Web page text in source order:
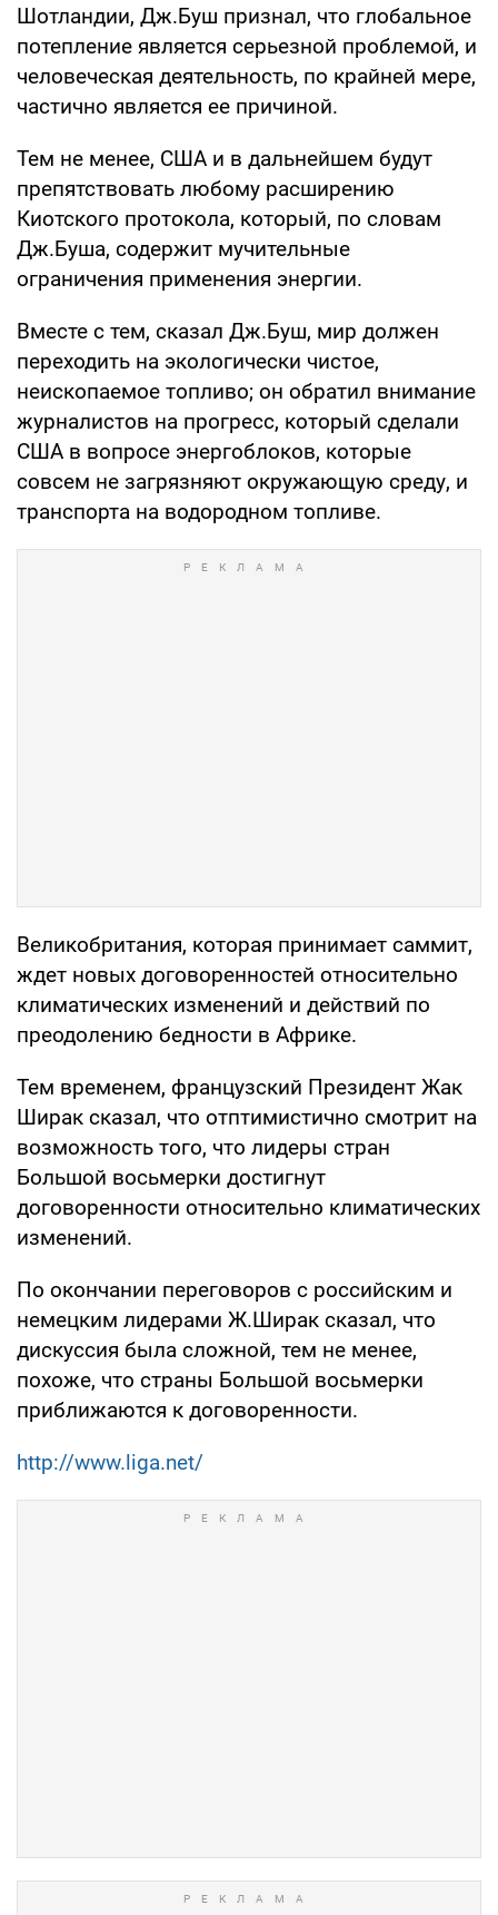
Шотландии, Дж.Буш признал, что глобальное
потепление является серьезной проблемой, и
человеческая деятельность, по крайней мере,
частично является ее причиной.
Тем не менее, США и в дальнейшем будут
препятствовать любому расширению
Киотского протокола, который, по словам
Дж.Буша, содержит мучительные
ограничения применения энергии.
Вместе с тем, сказал Дж.Буш, мир должен
переходить на экологически чистое,
неископаемое топливо; он обратил внимание
журналистов на прогресс, который сделали
США в вопросе энергоблоков, которые
совсем не загрязняют окружающую среду, и
транспорта на водородном топливе.
Великобритания, которая принимает саммит,
ждет новых договоренностей относительно
климатических изменений и действий по
преодолению бедности в Африке.
Тем временем, французский Президент Жак
Ширак сказал, что отптимистично смотрит на
возможность того, что лидеры стран
Большой восьмерки достигнут
договоренности относительно климатических
изменений.
По окончании переговоров с российским и
немецким лидерами Ж.Ширак сказал, что
дискуссия была сложной, тем не менее,
похоже, что страны Большой восьмерки
приближаются к договоренности.
http://www.liga.net/